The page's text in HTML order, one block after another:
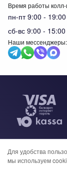
Время работы
пн-пт 9:00 - 19:00
сб-вс 9:00 - 15:00
Наши мессенджеры:
Общество с
УНП
Для удобства
мы используем